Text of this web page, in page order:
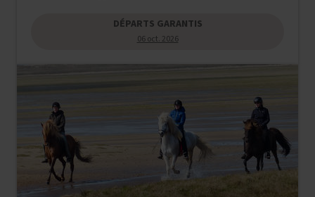
DÉPARTS GARANTIS
06 oct. 2026